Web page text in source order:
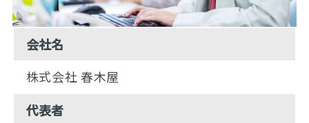
会社名
株式会社 春木屋
代表者